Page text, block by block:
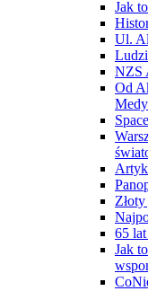
Jak
Ul.
NZS
Od
65
Jak